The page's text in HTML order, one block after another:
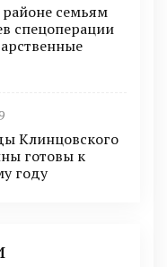
семьям
спецоперации
Клинцовского
готовы к
году